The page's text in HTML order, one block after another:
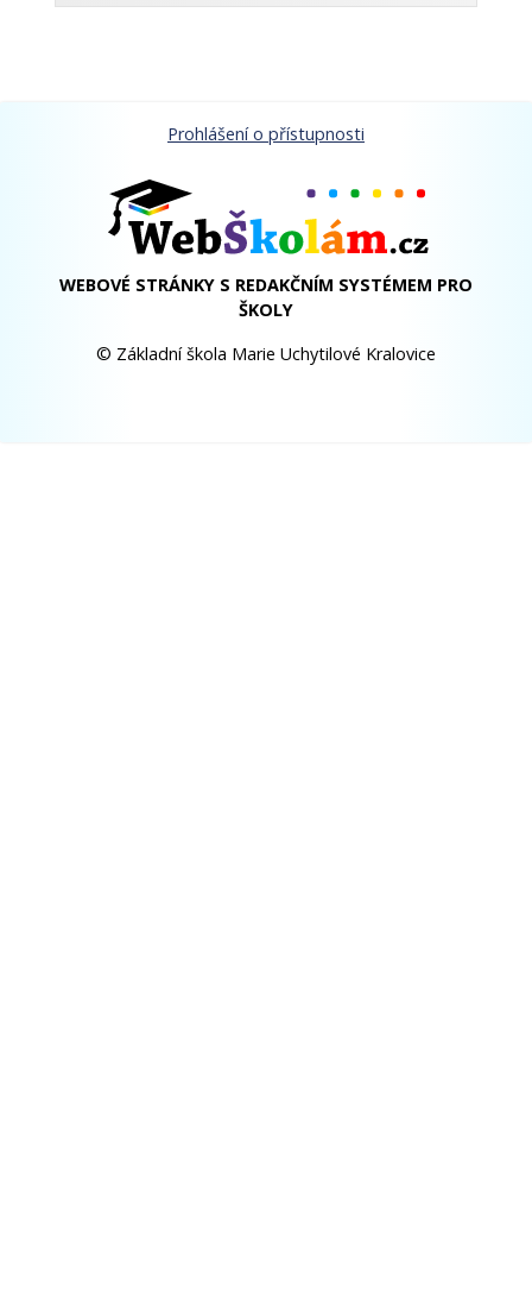
Prohlášení o přístupnosti
WEBOVÉ STRÁNKY S REDAKČNÍM SYSTÉMEM PRO
ŠKOLY
© Základní škola Marie Uchytilové Kralovice